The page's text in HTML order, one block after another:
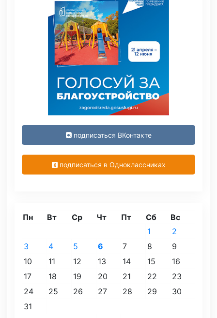
подписаться ВКонтакте
подписаться в Одноклассниках
Пн Вт Ср Чт Пт Сб Вс
1
2
3
4 5 6 7 8
9
10
11 12 13 14 15
16
17
18 19 20 21 22
23
24
25 26 27 28 29
30
31